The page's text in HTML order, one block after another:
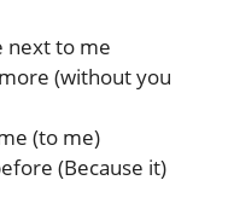
next to me
(without you
(to me)
(Because it)